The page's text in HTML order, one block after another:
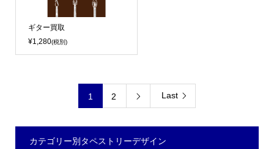
ギター買取
¥1,280(税別)
1 2  Last
カテゴリー別タペストリーデザイン